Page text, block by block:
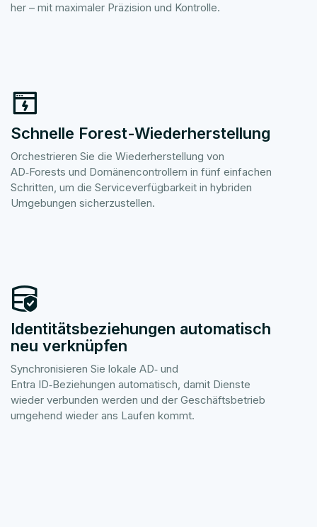
her – mit maximaler Präzision und Kontrolle.
Schnelle Forest-Wiederherstellung
Orchestrieren Sie die Wiederherstellung von
AD‑Forests und Domänencontrollern in fünf einfachen
Schritten, um die Serviceverfügbarkeit in hybriden
Umgebungen sicherzustellen.
Identitätsbeziehungen automatisch
neu verknüpfen
Synchronisieren Sie lokale AD‑ und
Entra ID‑Beziehungen automatisch, damit Dienste
wieder verbunden werden und der Geschäftsbetrieb
umgehend wieder ans Laufen kommt.